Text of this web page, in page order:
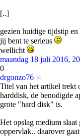
[..]
gezien huidige tijdstip
jij bent te serieus
wellicht
maandag 18 juli 2016,
0
drgonzo76
Titel van het artikel trekt
harddisk, de benodigde
grote "hard disk" is.
Het opslag medium
oppervlak.. daarover